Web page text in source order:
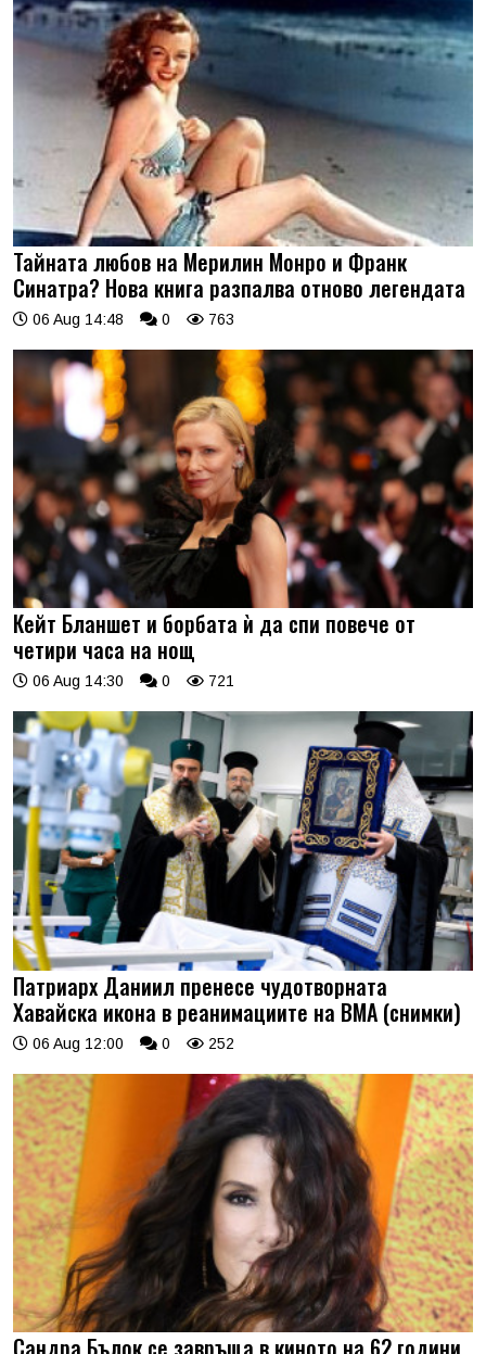
Тайната любов на Мерилин Монро и Франк
Синатра? Нова книга разпалва отново легендата
06 Aug 14:48 0 763
Кейт Бланшет и борбата ѝ да спи повече от
четири часа на нощ
06 Aug 14:30 0 721
Патриарх Даниил пренесе чудотворната
Хавайска икона в реанимациите на ВМА (снимки)
06 Aug 12:00 0 252